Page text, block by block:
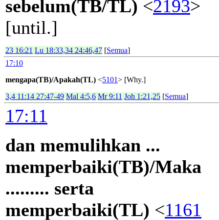
sebelum(TB/TL) <2193>
[until.]
23 16:21 Lu 18:33,34 24:46,47 [Semua]
17:10
mengapa(TB)/Apakah(TL) <5101> [Why.]
3,4 11:14 27:47-49 Mal 4:5,6 Mr 9:11 Joh 1:21,25 [Semua]
17:11
dan memulihkan ...
memperbaiki(TB)/Maka
......... serta
memperbaiki(TL) <1161